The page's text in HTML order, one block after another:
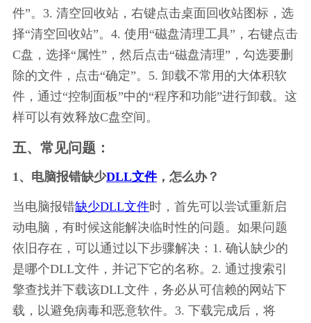
件”。3. 清空回收站，右键点击桌面回收站图标，选
择“清空回收站”。4. 使用“磁盘清理工具”，右键点击
C盘，选择“属性”，然后点击“磁盘清理”，勾选要删
除的文件，点击“确定”。5. 卸载不常用的大体积软
件，通过“控制面板”中的“程序和功能”进行卸载。这
样可以有效释放C盘空间。
五、常见问题：
1、电脑报错缺少DLL文件，怎么办？
当电脑报错缺少DLL文件时，首先可以尝试重新启
动电脑，有时候这能解决临时性的问题。如果问题
依旧存在，可以通过以下步骤解决：1. 确认缺少的
是哪个DLL文件，并记下它的名称。2. 通过搜索引
擎查找并下载该DLL文件，务必从可信赖的网站下
载，以避免病毒和恶意软件。3. 下载完成后，将